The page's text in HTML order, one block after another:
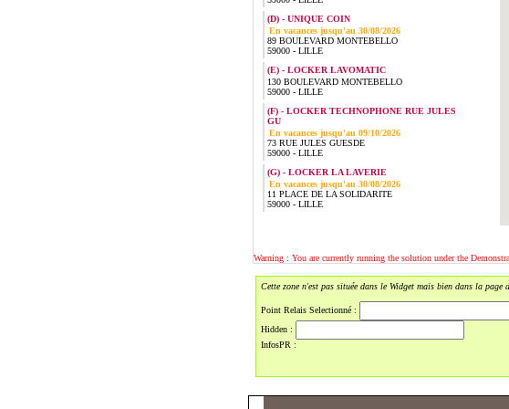
(D) - UNIQUE COIN
En vacances jusqu'au 30/08/2026
89 BOULEVARD MONTEBELLO
59000 - LILLE
(E) - LOCKER LAVOMATIC
130 BOULEVARD MONTEBELLO
59000 - LILLE
(F) - LOCKER TECHNOPHONE RUE JULES
GU
En vacances jusqu'au 09/10/2026
73 RUE JULES GUESDE
59000 - LILLE
(G) - LOCKER LA LAVERIE
En vacances jusqu'au 30/08/2026
11 PLACE DE LA SOLIDARITE
59000 - LILLE
Warning : You are currently running the solution under the
Cette zone n'est pas située dans le Widget mais bien dans la page
Point Relais Selectionné :
Hidden :
InfosPR :